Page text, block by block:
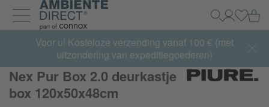
Home
Navigatie uit- en inklappen
Zoeken
Mijn
Summer Sale:met tot 65% korting >> nu bestellen
Voor u! Kosteloze verzending vanaf 100 € (met
uitzondering van expeditiegoederen)
Nex Pur Box 2.0 deurkastje
box 120x50x48cm